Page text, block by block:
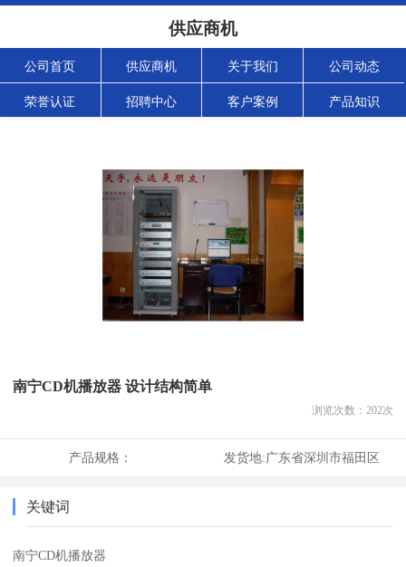
供应商机
公司首页 供应商机 关于我们 公司动态
荣誉认证 招聘中心 客户案例 产品知识
南宁CD机播放器 设计结构简单
浏览次数： 202次
产品规格： 发货地:广东省深圳市福田区
关键词
南宁CD机播放器